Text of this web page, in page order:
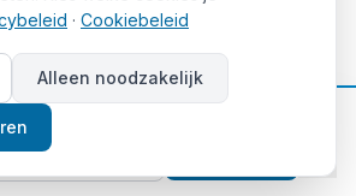
call. Lage of geen
maar beperkt ook opwaarts
· Cookiebeleid
Alleen noodzakelijk
Gratis beleggingstips